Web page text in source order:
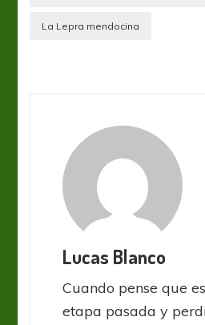
La Lepra mendocina
Lucas Blanco
Cuando pense que
etapa pasada y